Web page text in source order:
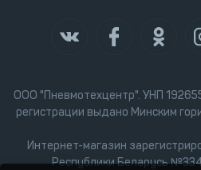
ООО "Пневмотехцентр". УНП
регистрации выдано Минским
Интернет-магазин
Республики Беларусь